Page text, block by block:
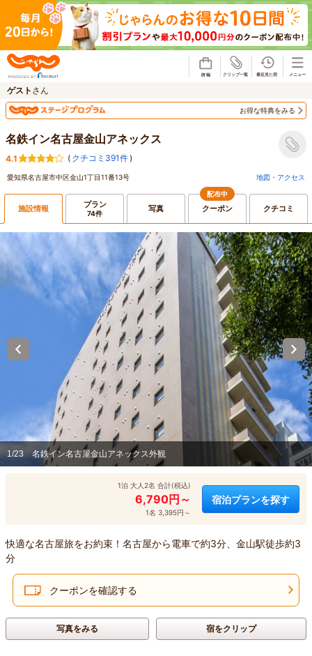
ゲスト さん
お得な特典をみる
名鉄イン名古屋金山アネックス
4.1 ( クチコミ391件)
愛知県名古屋市中区金山1丁目11番13号 地図・アクセス
施設情報 プラン
74件 写真
配布中
クーポン クチコミ
1/23 名鉄イン名古屋金山アネックス外観
1泊 大人2名 合計(税込)
6,790円～
1名 3,395円～
宿泊プランを探す
快適な名古屋旅をお約束！名古屋から電車で約3分、金山駅徒歩約3
分
クーポンを確認する
写真をみる 宿をクリップ